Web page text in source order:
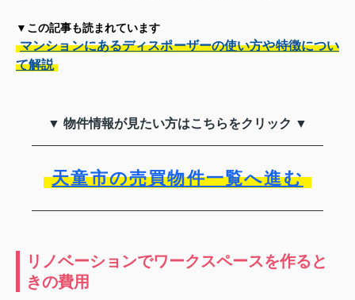
▼この記事も読まれています
マンションにあるディスポーザーの使い方や特徴につい
て解説
▼ 物件情報が見たい方はこちらをクリック ▼
天童市の売買物件一覧へ進む
リノベーションでワークスペースを作ると
きの費用